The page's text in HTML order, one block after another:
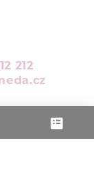
212
Brno